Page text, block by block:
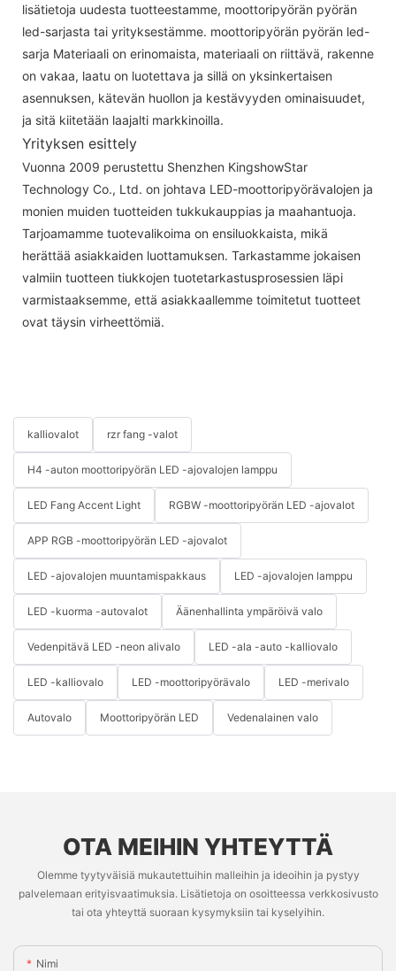
lisätietoja uudesta tuotteestamme, moottoripyörän pyörän
led-sarjasta tai yrityksestämme. moottoripyörän pyörän led-
sarja Materiaali on erinomaista, materiaali on riittävä, rakenne
on vakaa, laatu on luotettava ja sillä on yksinkertaisen
asennuksen, kätevän huollon ja kestävyyden ominaisuudet,
ja sitä kiitetään laajalti markkinoilla.
Yrityksen esittely
Vuonna 2009 perustettu Shenzhen KingshowStar
Technology Co., Ltd. on johtava LED-moottoripyörävalojen ja
monien muiden tuotteiden tukkukauppias ja maahantuoja.
Tarjoamamme tuotevalikoima on ensiluokkaista, mikä
herättää asiakkaiden luottamuksen. Tarkastamme jokaisen
valmiin tuotteen tiukkojen tuotetarkastusprosessien läpi
varmistaaksemme, että asiakkaallemme toimitetut tuotteet
ovat täysin virheettömiä.
kalliovalot rzr fang -valot
H4 -auton moottoripyörän LED -ajovalojen lamppu
LED Fang Accent Light RGBW -moottoripyörän LED -ajovalot
APP RGB -moottoripyörän LED -ajovalot
LED -ajovalojen muuntamispakkaus LED -ajovalojen lamppu
LED -kuorma -autovalot Äänenhallinta ympäröivä valo
Vedenpitävä LED -neon alivalo LED -ala -auto -kalliovalo
LED -kalliovalo LED -moottoripyörävalo LED -merivalo
Autovalo Moottoripyörän LED Vedenalainen valo
OTA MEIHIN YHTEYTTÄ
Olemme tyytyväisiä mukautettuihin malleihin ja ideoihin ja pystyy
palvelemaan erityisvaatimuksia. Lisätietoja on osoitteessa verkkosivusto
tai ota yhteyttä suoraan kysymyksiin tai kyselyihin.
Nimi